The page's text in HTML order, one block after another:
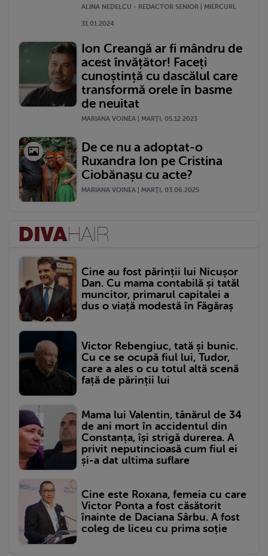
ALINA NEDELCU - REDACTOR SENIOR | MIERCURI,
31.01.2024
Ion Creangă ar fi mândru de
acest învățător! Faceți
cunoștință cu dascălul care
transformă orele în basme
de neuitat
MARIANA VOINEA | MARŢI, 05.12.2023
De ce nu a adoptat-o
Ruxandra Ion pe Cristina
Ciobănașu cu acte?
MARIANA VOINEA | MARŢI, 03.06.2025
Cine au fost părinții lui Nicușor
Dan. Cu mama contabilă și tatăl
muncitor, primarul capitalei a
dus o viață modestă în Făgăraș
Victor Rebengiuc, tată și bunic.
Cu ce se ocupă fiul lui, Tudor,
care a ales o cu totul altă scenă
față de părinții lui
Mama lui Valentin, tânărul de 34
de ani mort în accidentul din
Constanța, își strigă durerea. A
privit neputincioasă cum fiul ei
și-a dat ultima suflare
Cine este Roxana, femeia cu care
Victor Ponta a fost căsătorit
înainte de Daciana Sârbu. A fost
coleg de liceu cu prima soție